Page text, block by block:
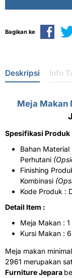
Bagikan ke
Deskripsi Info
Meja Makan
Spesifikasi Produk
Bahan
Perhutani
Finishing
Kombinasi
Kode Produk :
Detail Item :
Meja Makan : 1
Kursi Makan :
Meja makan
2961 merupakan
Furniture Jepara